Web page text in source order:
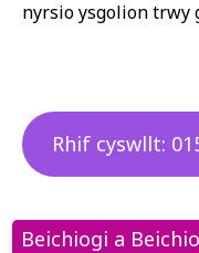
nyrsio ysgolion trwy
Rhif cyswllt:
Beichiogi a